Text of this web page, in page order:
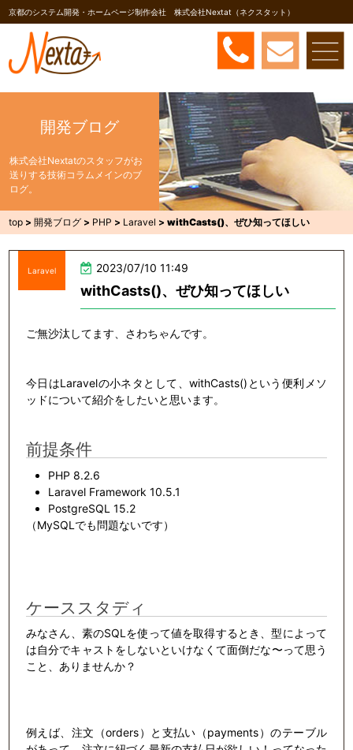
京都のシステム開発・ホームページ制作会社 株式会社Nextat（ネクスタット）
開発ブログ
株式会社Nextatのスタッフがお
送りする技術コラムメインのブ
ログ。
top >開発ブログ > PHP > Laravel >withCasts()、ぜひ知ってほしい
Laravel 2023/07/10 11:49
withCasts()、ぜひ知ってほしい
ご無沙汰してます、さわちゃんです。
今日はLaravelの小ネタとして、withCasts()という便利メソ
ッドについて紹介をしたいと思います。
前提条件
PHP 8.2.6
Laravel Framework 10.5.1
PostgreSQL 15.2
（MySQLでも問題ないです）
ケーススタディ
みなさん、素のSQLを使って値を取得するとき、型によって
は自分でキャストをしないといけなくて面倒だな〜って思う
こと、ありませんか？
例えば、注文（orders）と支払い（payments）のテーブル